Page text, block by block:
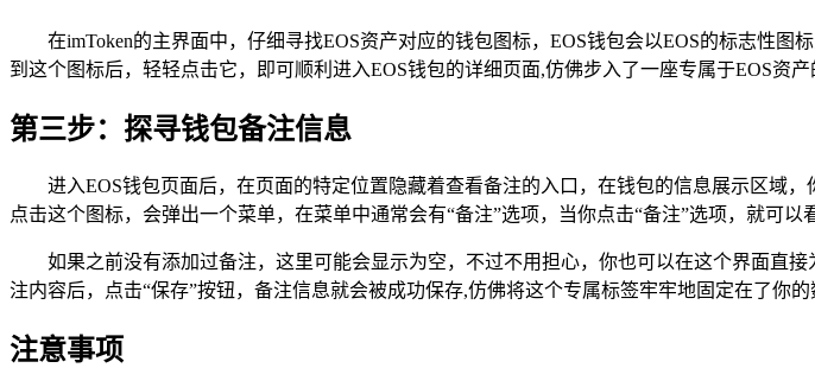
在imToken的主界面中，仔细寻找EOS资产对应的钱包图标，EOS钱包会以EOS的标志性
到这个图标后，轻轻点击它，即可顺利进入EOS钱包的详细页面,仿佛步入了一座专属于EOS资产
第三步：探寻钱包备注信息
进入EOS钱包页面后，在页面的特定位置隐藏着查看备注的入口，在钱包的信息展示区域
点击这个图标，会弹出一个菜单，在菜单中通常会有“备注”选项，当你点击“备注”选项，就可
如果之前没有添加过备注，这里可能会显示为空，不过不用担心，你也可以在这个界面直
注内容后，点击“保存”按钮，备注信息就会被成功保存,仿佛将这个专属标签牢牢地固定在了你的
注意事项